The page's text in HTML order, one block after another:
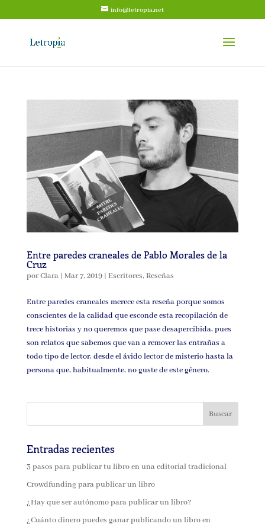
info@letropia.net
Entre paredes craneales de Pablo Morales de la
Cruz
porClara| Mar 7, 2019| Escritores, Reseñas
Entre paredes craneales merece esta reseña porque somos
conscientes de la calidad que esconde esta recopilación de
trece historias y no queremos que pase desapercibida, pues
son relatos que sabemos que van a remover las entrañas a
todo tipo de lector, desde el ávido lector de misterio hasta la
persona que, habitualmente, no guste de este género.
Entradas recientes
3 pasos para publicar tu libro en una editorial tradicional
Crowdfunding para publicar un libro
¿Hay que ser autónomo para publicar un libro?
¿Cuánto dinero puedes ganar publicando un libro en